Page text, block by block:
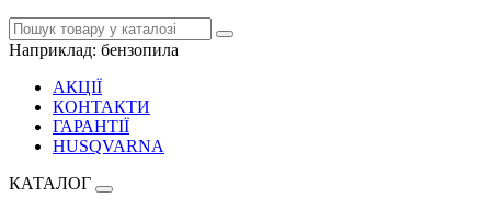
Наприклад: бензопила
АКЦІЇ
КОНТАКТИ
ГАРАНТІЇ
HUSQVARNA
КАТАЛОГ